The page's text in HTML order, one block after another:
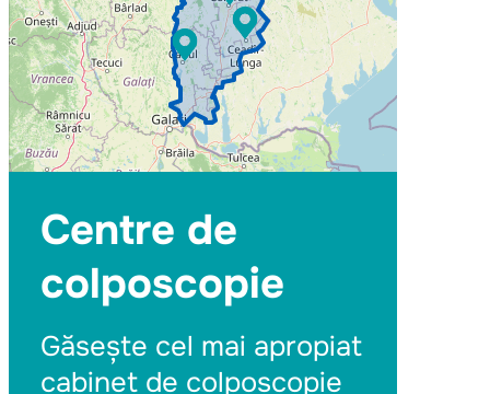
Centre de
colposcopie
Găsește cel mai apropiat
cabinet de colposcopie